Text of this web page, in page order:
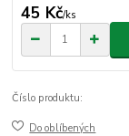
45 Kč/ks
Číslo produktu:
Do oblíbených